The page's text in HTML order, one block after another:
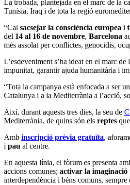
La trobada, plantejada en el marc de la
Tunísia, Iraq i de tota la regió
“Cal sacsejar la consciència europea i
del 14 al 16 de novembre, Barcelona
més assolat per conflictes, genocidis,
L’esdeveniment s’ha ideat en el marc
impunitat, garantir ajuda humanitària i
“Tota la campanya està enfocada a ser
Catalunya i a la Mediterrània a l’acció,
Així, durant aquests tres dies, la seu de
Mediterrània, de quins són els reptes
Amb inscripció prèvia gratuïta,
i pau al centre.
En aquesta línia, el fòrum es presenta
accions comunes; activar la imaginació
interdependència i béns comuns,